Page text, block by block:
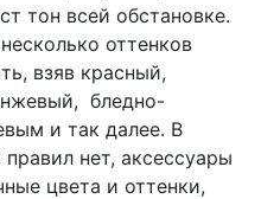
тон всей обстановке.
оттенков
взяв красный,
бледно-
и так далее. В
нет, аксессуары
цвета и оттенки,